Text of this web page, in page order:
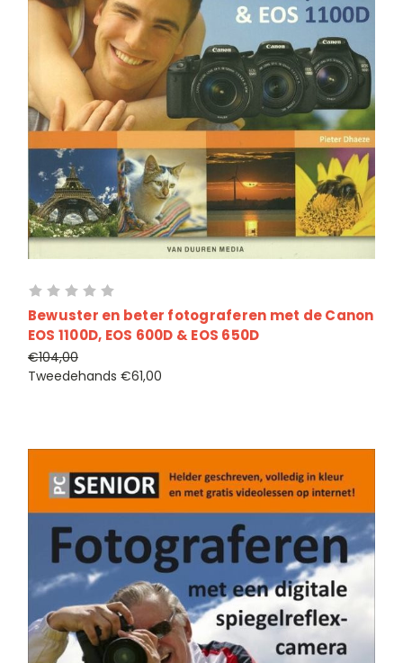
Bewuster en beter fotograferen met de Canon
EOS 1100D, EOS 600D & EOS 650D
€104,00
Tweedehands €61,00